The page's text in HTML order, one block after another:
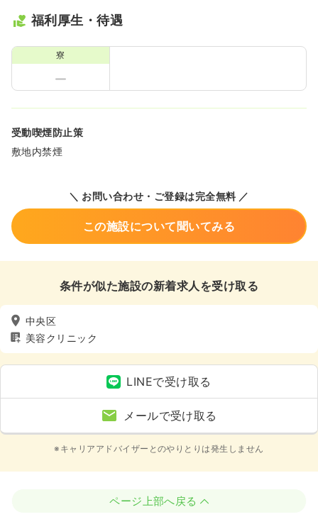
福利厚生・待遇
寮
受動喫煙防止策
敷地内禁煙
＼ お問い合わせ・ご登録は完全無料 ／
この施設について聞いてみる
条件が似た施設の新着求人を受け取る
中央区
美容クリニック
LINEで受け取る
メールで受け取る
※キャリアアドバイザーとのやりとりは発生しません
ページ上部へ戻る